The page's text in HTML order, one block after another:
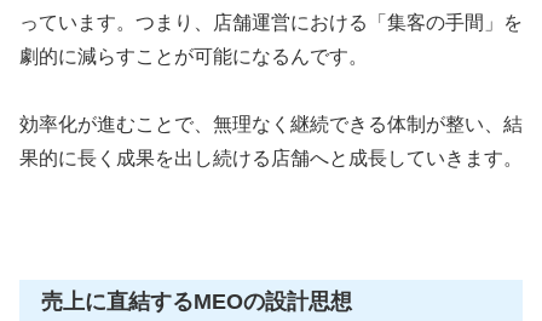
っています。つまり、店舗運営における「集客の手間」を
劇的に減らすことが可能になるんです。
効率化が進むことで、無理なく継続できる体制が整い、結
果的に長く成果を出し続ける店舗へと成長していきます。
売上に直結するMEOの設計思想